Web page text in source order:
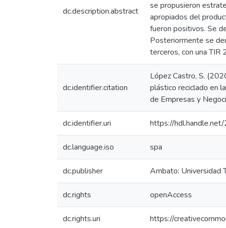
dc.description.abstract
se propusieron
apropiados del
fueron positivos. Se
Posteriormente se
terceros, con una TIR
dc.identifier.citation
López Castro, S.
plástico reciclado en
de Empresas y
dc.identifier.uri https://
dc.language.iso spa
dc.publisher Ambato: Universidad
dc.rights openAccess
dc.rights.uri https://